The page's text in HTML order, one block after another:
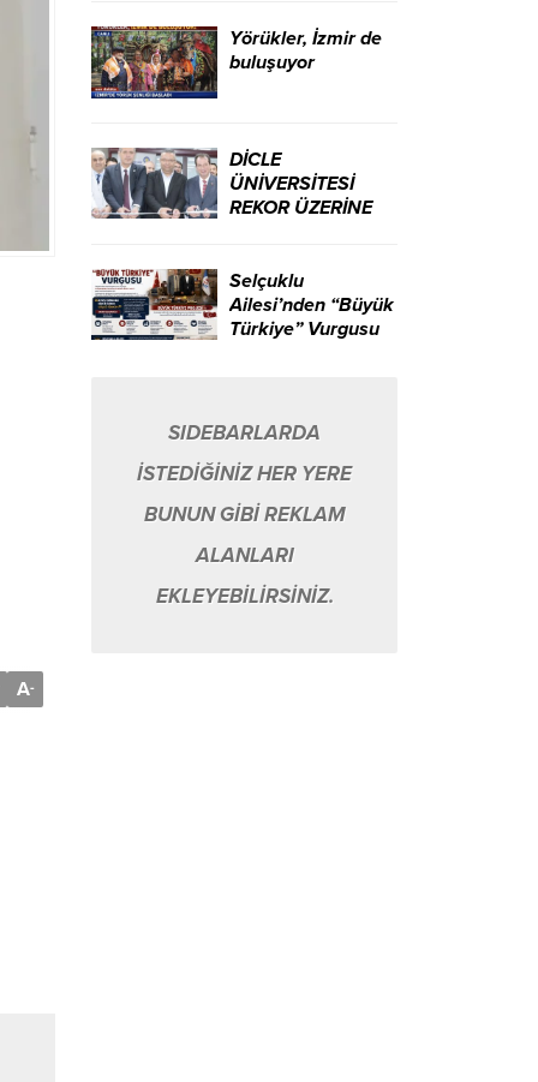
A-
Yörükler, İzmir de
buluşuyor
DİCLE
ÜNİVERSİTESİ
REKOR ÜZERİNE
Selçuklu
Ailesi’nden “Büyük
Türkiye” Vurgusu
SIDEBARLARDA
İSTEDİĞİNİZ HER YERE
BUNUN GİBİ REKLAM
ALANLARI
EKLEYEBİLİRSİNİZ.